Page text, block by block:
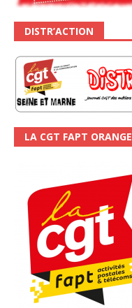
DISTR’ACTION
LA CGT FAPT ORANGE